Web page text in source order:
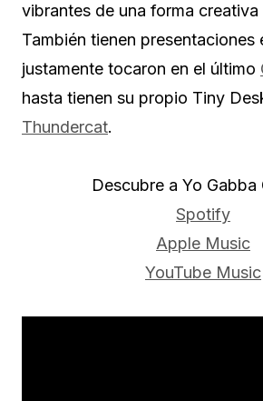
vibrantes de una forma creativa
También tienen presentaciones
justamente tocaron en el último
hasta tienen su propio Tiny
Thundercat.
Descubre a Yo Gabba
Spotify
Apple Music
YouTube Music